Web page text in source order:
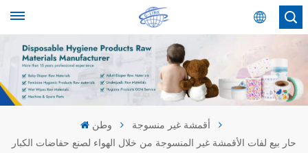
عربي
English
عربي
وطن
أقمشة غير منسوجة
حار بيع لفات الأقمشة غير المنسوجة من خلال الهواء لصنع حفاضات الكبار